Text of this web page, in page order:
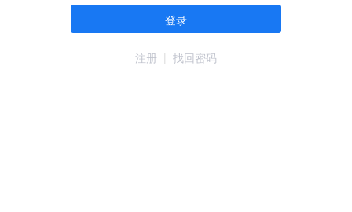
登录
注册 | 找回密码